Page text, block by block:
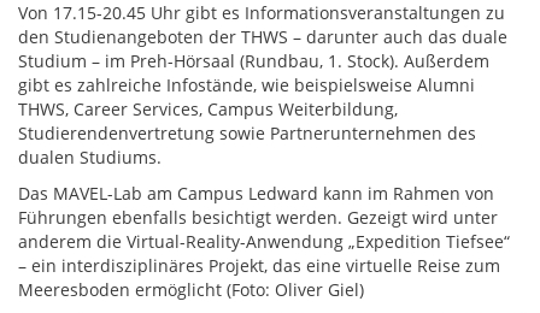
Von 17.15-20.45 Uhr gibt es Informationsveranstaltungen zu
den Studienangeboten der THWS – darunter auch das duale
Studium – im Preh-Hörsaal (Rundbau, 1. Stock). Außerdem
gibt es zahlreiche Infostände, wie beispielsweise Alumni
THWS, Career Services, Campus Weiterbildung,
Studierendenvertretung sowie Partnerunternehmen des
dualen Studiums.
Das MAVEL-Lab am Campus Ledward kann im Rahmen von
Führungen ebenfalls besichtigt werden. Gezeigt wird unter
anderem die Virtual-Reality-Anwendung „Expedition Tiefsee“
– ein interdisziplinäres Projekt, das eine virtuelle Reise zum
Meeresboden ermöglicht (Foto: Oliver Giel)